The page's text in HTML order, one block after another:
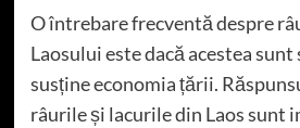
O întrebare frecventă despre
Laosului este dacă acestea
susține economia țării.
râurile și lacurile din Laos sunt